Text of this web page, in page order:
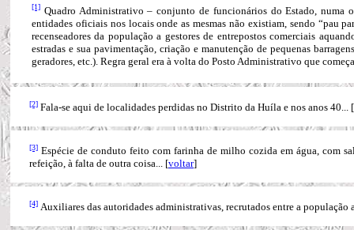
[1] Quadro Administrativo – conjunto de funcionários do Estado, numa
entidades oficiais nos locais onde as mesmas não existiam, sendo “pau
recenseadores da população a gestores de entrepostos comerciais
estradas e sua pavimentação, criação e manutenção de pequenas
geradores, etc.). Regra geral era à volta do Posto Administrativo que
[2] Fala-se aqui de localidades perdidas no Distrito da Huíla e nos anos 40... [
[3] Espécie de conduto feito com farinha de milho cozida em água, com
refeição, à falta de outra coisa... [voltar]
[4] Auxiliares das autoridades administrativas, recrutados entre a população